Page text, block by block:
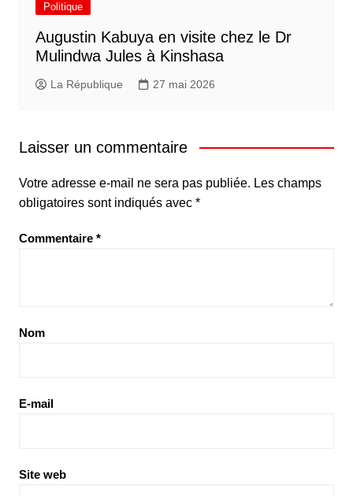
Politique
Augustin Kabuya en visite chez le Dr
Mulindwa Jules à Kinshasa
La République 27 mai 2026
Laisser un commentaire
Votre adresse e-mail ne sera pas publiée. Les champs
obligatoires sont indiqués avec *
Commentaire *
Nom
E-mail
Site web